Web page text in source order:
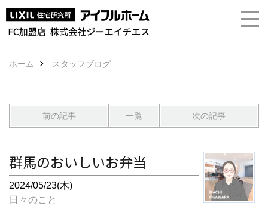
ホーム スタッフブログ
前の記事 一覧 次の記事
群馬のおいしいお弁当
2024/05/23(木)
日々のこと